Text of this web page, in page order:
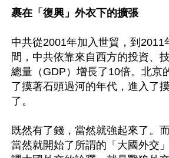
裹在「復興」外衣下的擴張
中共從2001年加入世貿，到2011
間，中共依靠來自西方的投資、
總量（GDP）增長了10倍。北京
了摸著石頭過河的年代，進入了
了。
既然有了錢，當然就強起來了。
當然就開始了所謂的「大國外交